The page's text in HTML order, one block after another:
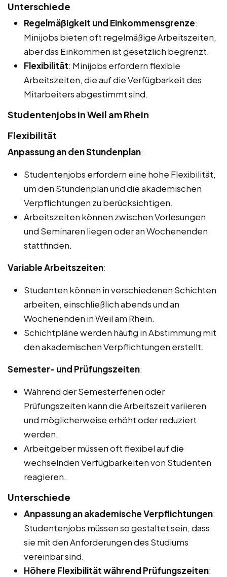
Unterschiede
Regelmäßigkeit und Einkommensgrenze:
Minijobs bieten oft regelmäßige Arbeitszeiten,
aber das Einkommen ist gesetzlich begrenzt.
Flexibilität: Minijobs erfordern flexible
Arbeitszeiten, die auf die Verfügbarkeit des
Mitarbeiters abgestimmt sind.
Studentenjobs in Weil am Rhein
Flexibilität
Anpassung an den Stundenplan:
Studentenjobs erfordern eine hohe Flexibilität,
um den Stundenplan und die akademischen
Verpflichtungen zu berücksichtigen.
Arbeitszeiten können zwischen Vorlesungen
und Seminaren liegen oder an Wochenenden
stattfinden.
Variable Arbeitszeiten:
Studenten können in verschiedenen Schichten
arbeiten, einschließlich abends und an
Wochenenden in Weil am Rhein.
Schichtpläne werden häufig in Abstimmung mit
den akademischen Verpflichtungen erstellt.
Semester- und Prüfungszeiten:
Während der Semesterferien oder
Prüfungszeiten kann die Arbeitszeit variieren
und möglicherweise erhöht oder reduziert
werden.
Arbeitgeber müssen oft flexibel auf die
wechselnden Verfügbarkeiten von Studenten
reagieren.
Unterschiede
Anpassung an akademische Verpflichtungen:
Studentenjobs müssen so gestaltet sein, dass
sie mit den Anforderungen des Studiums
vereinbar sind.
Höhere Flexibilität während Prüfungszeiten: